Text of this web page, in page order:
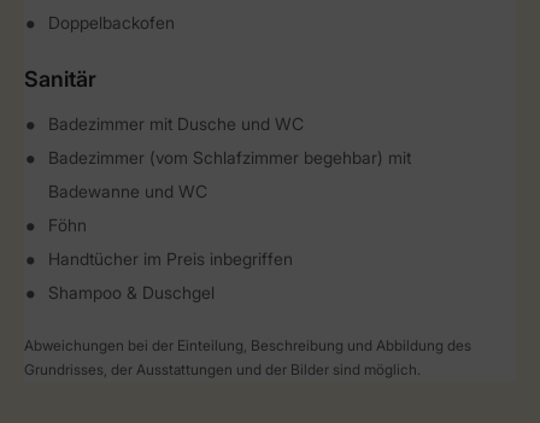
Doppelbackofen
Sanitär
Badezimmer mit Dusche und WC
Badezimmer (vom Schlafzimmer begehbar) mit
Badewanne und WC
Föhn
Handtücher im Preis inbegriffen
Shampoo & Duschgel
Abweichungen bei der Einteilung, Beschreibung und Abbildung des
Grundrisses, der Ausstattungen und der Bilder sind möglich.